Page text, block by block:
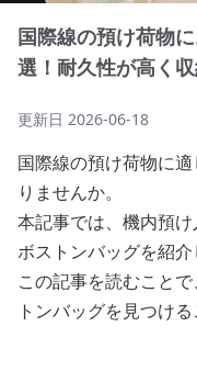
国際線の預け荷物
選！耐久性が高く
更新日 2026-06-18
国際線の預け荷物に
りませんか。
本記事では、機内預
ボストンバッグを紹介
この記事を読むこと
トンバッグを見つける